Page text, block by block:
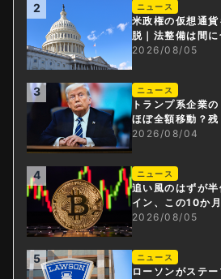
2 ニュース
米政権の仮想通
脱｜法整備は間に
2026/08/05
3 ニュース
トランプ系企業
ほぼ全額移動？
2026/08/04
4 ニュース
追い風のはずが
イン、この10か
2026/08/05
5 ニュース
ローソンがステ